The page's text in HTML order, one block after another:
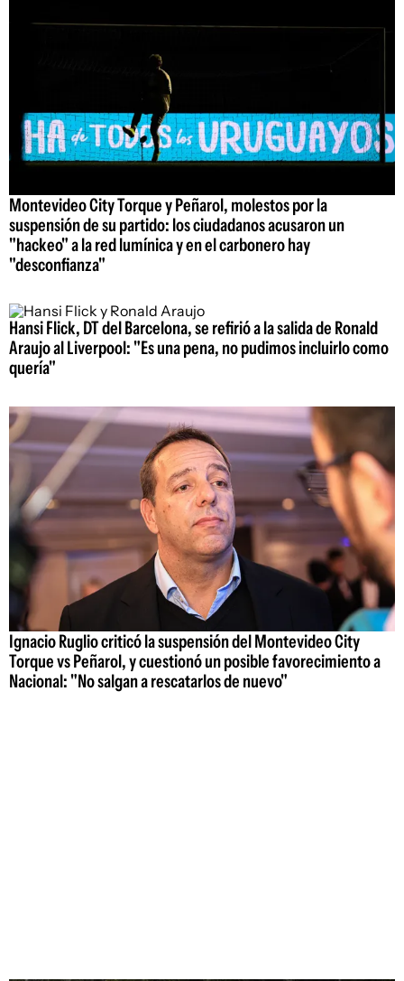
Montevideo City Torque y Peñarol, molestos por la
suspensión de su partido: los ciudadanos acusaron un
"hackeo" a la red lumínica y en el carbonero hay
"desconfianza"
Hansi Flick, DT del Barcelona, se refirió a la salida de Ronald
Araujo al Liverpool: "Es una pena, no pudimos incluirlo como
quería"
Ignacio Ruglio criticó la suspensión del Montevideo City
Torque vs Peñarol, y cuestionó un posible favorecimiento a
Nacional: "No salgan a rescatarlos de nuevo"